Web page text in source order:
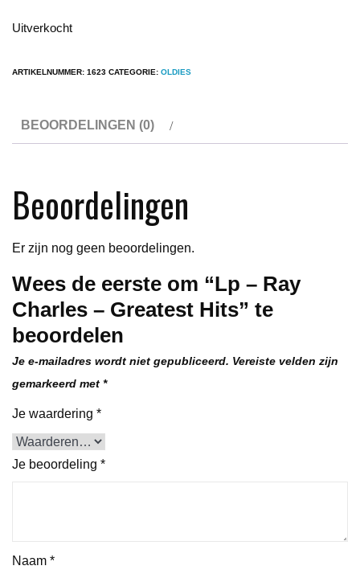
Uitverkocht
ARTIKELNUMMER: 1623 CATEGORIE: OLDIES
BEOORDELINGEN (0)
Beoordelingen
Er zijn nog geen beoordelingen.
Wees de eerste om “Lp – Ray
Charles – Greatest Hits” te
beoordelen
Je e-mailadres wordt niet gepubliceerd. Vereiste velden zijn
gemarkeerd met *
Je waardering *
Je beoordeling *
Naam *